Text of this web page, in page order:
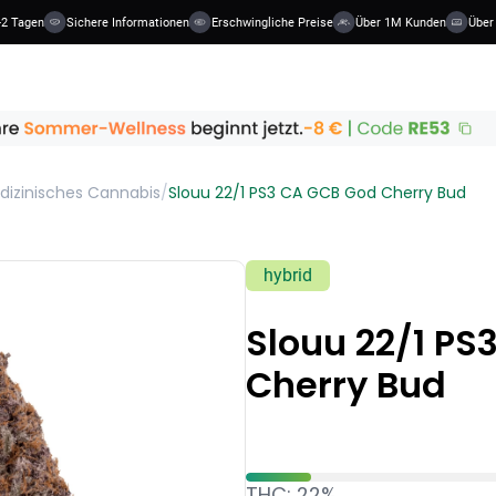
Sichere Informationen Erschwingliche Preise Über 1M Kunden Über
Cannabis/Slouu 22/1 PS3 CA GCB God Cherry Bud
hybrid
Slouu 22/1
Cherry Bud